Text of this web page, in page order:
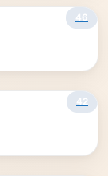
46
42